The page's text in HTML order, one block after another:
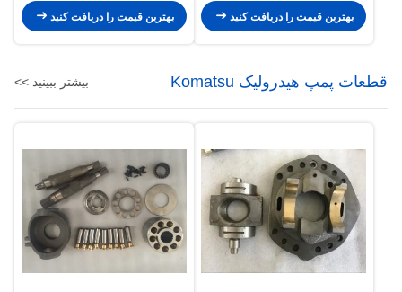
بهترین قیمت را دریافت کنید
بهترین قیمت را دریافت کنید
قطعات پمپ هیدرولیک Komatsu بیشتر ببینید >>